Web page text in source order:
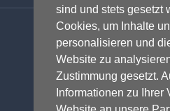
sind und stets gesetzt
Cookies, um Inhalte
personalisieren und
Website zu
Zustimmung gesetzt.
Informationen zu
Anwalt -
für Gewerblichen
Fachanwalt
Markenrecht,
Urheberrecht,